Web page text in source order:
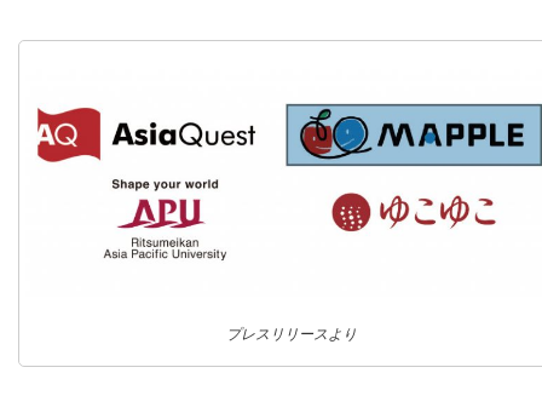
プレスリリースより